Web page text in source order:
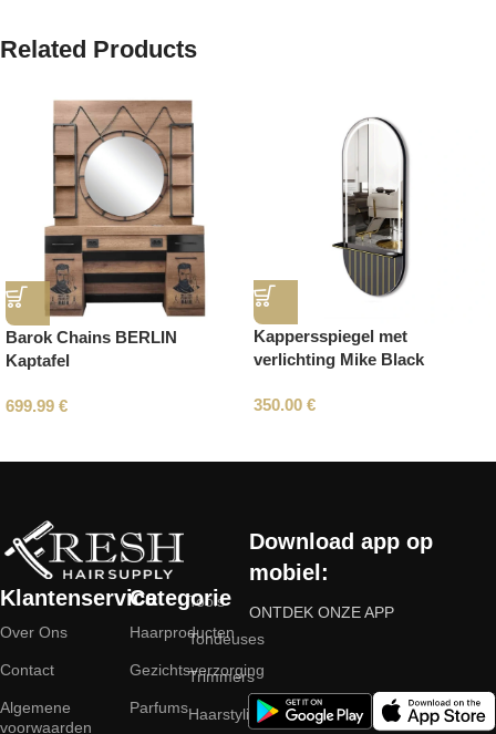
Related Products
Barok Chains BERLIN
Kaptafel
699.99 €
Kappersspiegel met
verlichting Mike Black
350.00 €
Klantenservice
Over Ons
Contact
Algemene
voorwaarden
Categorie
Haarproducten
Gezichtsverzorging
Parfums
Tools
Tondeuses
Trimmers
Haarstyling
Download app op
mobiel:
ONTDEK ONZE APP